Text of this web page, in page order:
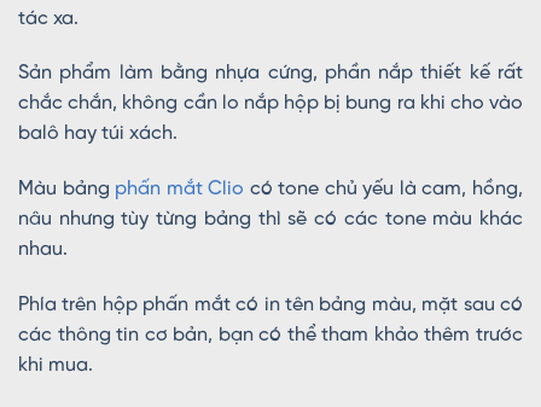
tác xa.
Sản phẩm làm bằng nhựa cứng, phần nắp thiết kế rất
chắc chắn, không cần lo nắp hộp bị bung ra khi cho vào
balô hay túi xách.
Màu bảng phấn mắt Clio có tone chủ yếu là cam, hồng,
nâu nhưng tùy từng bảng thì sẽ có các tone màu khác
nhau.
Phía trên hộp phấn mắt có in tên bảng màu, mặt sau có
các thông tin cơ bản, bạn có thể tham khảo thêm trước
khi mua.